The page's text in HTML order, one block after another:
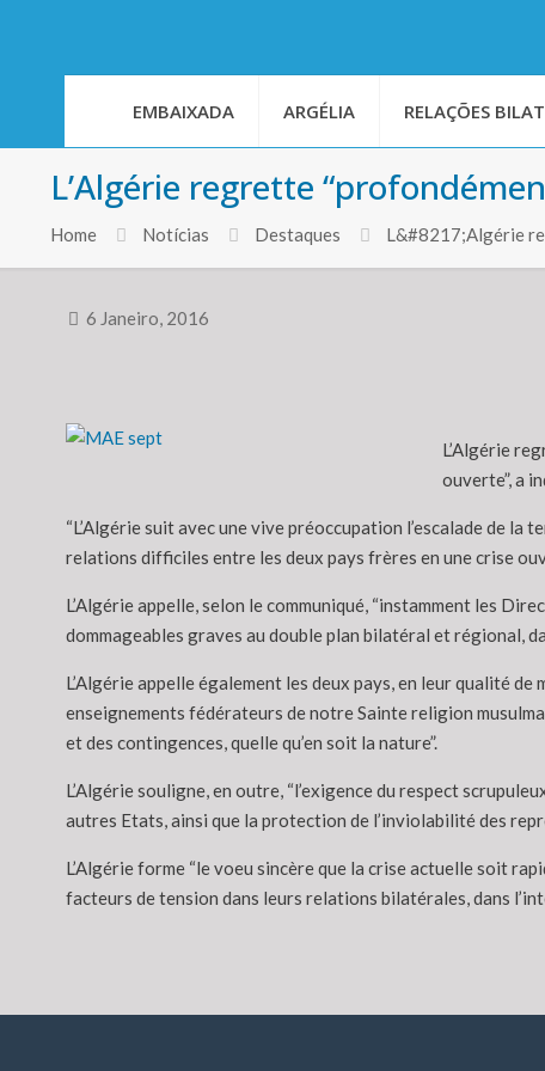
EMBAIXADA ARGÉLIA RELAÇÕES
L’Algérie regrette
Home Notícias Destaques L&#8217;Algérie
6 Janeiro, 2016
L’Algérie
ouverte”, a
“L’Algérie suit avec une vive préoccupation l’escalade de
relations difficiles entre les deux pays frères en une crise
L’Algérie appelle, selon le communiqué, “instamment les
dommageables graves au double plan bilatéral et régional,
L’Algérie appelle également les deux pays, en leur qualité
enseignements fédérateurs de notre Sainte religion
et des contingences, quelle qu’en soit la nature”.
L’Algérie souligne, en outre, “l’exigence du respect
autres Etats, ainsi que la protection de l’inviolabilité des
L’Algérie forme “le voeu sincère que la crise actuelle soit
facteurs de tension dans leurs relations bilatérales, dans